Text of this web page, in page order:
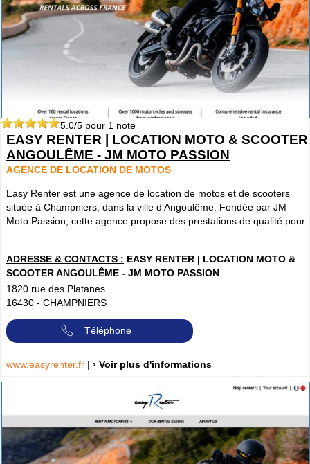
5.0/5 pour 1 note
EASY RENTER | LOCATION MOTO & SCOOTER
ANGOULÊME - JM MOTO PASSION
AGENCE DE LOCATION DE MOTOS
Easy Renter est une agence de location de motos et de scooters
située à Champniers, dans la ville d'Angoulême. Fondée par JM
Moto Passion, cette agence propose des prestations de qualité pour
...
ADRESSE & CONTACTS : EASY RENTER | LOCATION MOTO &
SCOOTER ANGOULÊME - JM MOTO PASSION
1820 rue des Platanes
16430 - CHAMPNIERS
Téléphone
www.easyrenter.fr | › Voir plus d'informations